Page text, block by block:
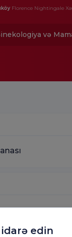
Florence Nightingale
və
Xəstəxanası
edin